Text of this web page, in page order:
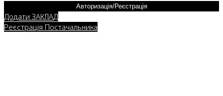
Авторизація/Реєстрація
Додати ЗАКЛАД
Реєстрація Постачальника